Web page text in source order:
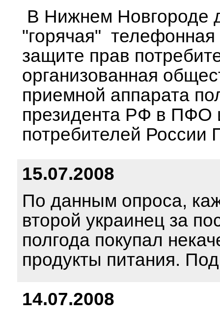
В Нижнем Новгороде
"горячая" телефонная
защите прав
организованная
приемной аппарата
президента РФ в ПФО
потребителей России
15.07.2008
По данным опроса,
второй украинец за
полгода покупал
продукты питания.
14.07.2008